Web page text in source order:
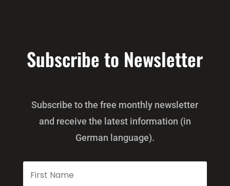
Subscribe to Newsletter
Subscribe to the free monthly newsletter
and receive the latest information (in
German language).